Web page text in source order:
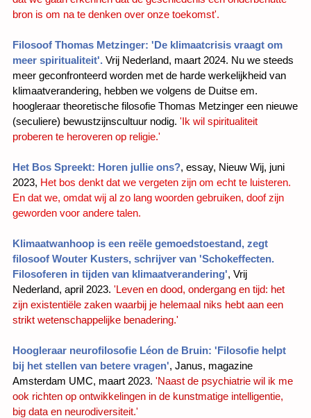
bron is om na te denken over onze toekomst'.
Filosoof Thomas Metzinger: 'De klimaatcrisis vraagt om
meer spiritualiteit'.Vrij Nederland, maart 2024. Nu we steeds
meer geconfronteerd worden met de harde werkelijkheid van
klimaatverandering, hebben we volgens de Duitse em.
hoogleraar theoretische filosofie Thomas Metzinger een nieuwe
(seculiere) bewustzijnscultuur nodig. 'Ik wil spiritualiteit
proberen te heroveren op religie.'
Het Bos Spreekt: Horen jullie ons?, essay, Nieuw Wij, juni
2023, Het bos denkt dat we vergeten zijn om echt te luisteren.
En dat we, omdat wij al zo lang woorden gebruiken, doof zijn
geworden voor andere talen.
Klimaatwanhoop is een reële gemoedstoestand, zegt
filosoof Wouter Kusters, schrijver van 'Schokeffecten.
Filosoferen in tijden van klimaatverandering', Vrij
Nederland, april 2023. 'Leven en dood, ondergang en tijd: het
zijn existentiële zaken waarbij je helemaal niks hebt aan een
strikt wetenschappelijke benadering.'
Hoogleraar neurofilosofie Léon de Bruin: 'Filosofie helpt
bij het stellen van betere vragen', Janus, magazine
Amsterdam UMC, maart 2023. 'Naast de psychiatrie wil ik me
ook richten op ontwikkelingen in de kunstmatige intelligentie,
big data en neurodiversiteit.'